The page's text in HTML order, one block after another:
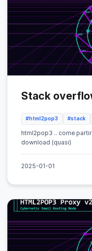
Stack
#html2pop3 #stack
html2pop3 .. come
download (quasi)
2025-01-01